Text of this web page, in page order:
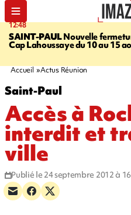
12:48
SAINT-PAULNouvelle
Cap Lahoussaye du 10 au 15
Accueil Actus Réunion
Saint-Paul
Accès à
interdit et
ville
Publié le 24 septembre 2012 à